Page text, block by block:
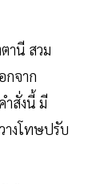
านี สวม
กจาก
สั่งนี้ มี
างโทษปรับ